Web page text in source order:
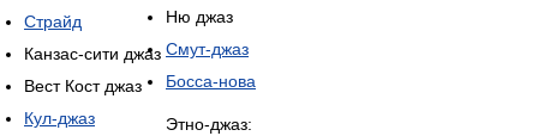
Страйд
Канзас-сити джаз
Вест Кост джаз
Кул-джаз
Ню джаз
Смут-джаз
Босса-нова
Этно-джаз: